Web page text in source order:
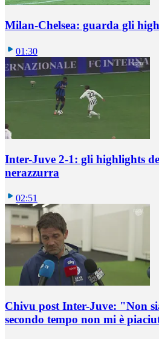
Milan-Chelsea: guarda gli
01:30
Inter-Juve 2-1: gli highlights
nerazzurra
02:51
Chivu post Inter-Juve: "Non
secondo tempo non mi è